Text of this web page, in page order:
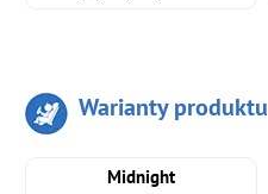
Warianty produktu
Midnight